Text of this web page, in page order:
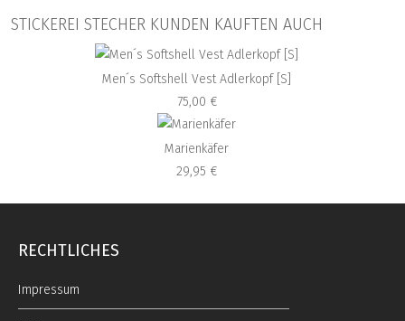
STICKEREI STECHER KUNDEN KAUFTEN AUCH
Men´s Softshell Vest Adlerkopf [S]
75,00 €
Marienkäfer
29,95 €
RECHTLICHES
Impressum